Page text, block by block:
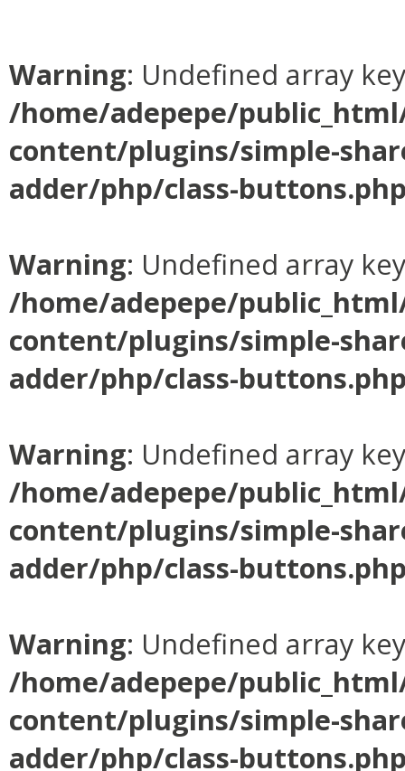
Warning: Undefined array
/home/adepepe/
content/plugins/simple-
adder/php/class-
Warning: Undefined array
/home/adepepe/
content/plugins/simple-
adder/php/class-
Warning: Undefined array
/home/adepepe/
content/plugins/simple-
adder/php/class-
Warning: Undefined array
/home/adepepe/
content/plugins/simple-
adder/php/class-